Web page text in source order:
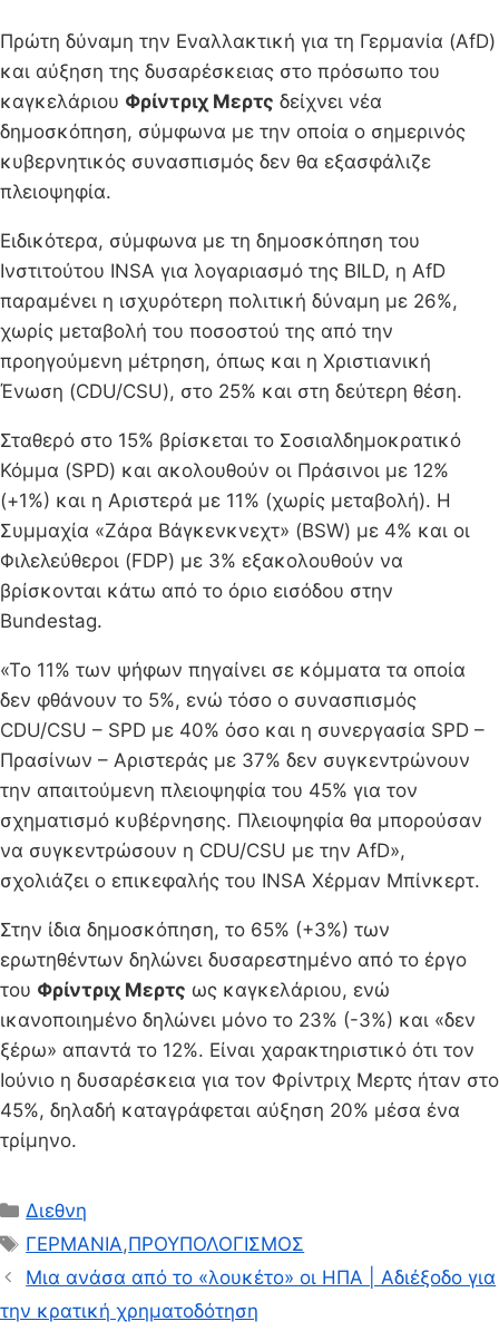
Πρώτη δύναμη την Εναλλακτική για τη Γερμανία (AfD)
και αύξηση της δυσαρέσκειας στο πρόσωπο του
καγκελάριου Φρίντριχ Μερτς δείχνει νέα
δημοσκόπηση, σύμφωνα με την οποία ο σημερινός
κυβερνητικός συνασπισμός δεν θα εξασφάλιζε
πλειοψηφία.
Ειδικότερα, σύμφωνα με τη δημοσκόπηση του
Ινστιτούτου INSA για λογαριασμό της BILD, η AfD
παραμένει η ισχυρότερη πολιτική δύναμη με 26%,
χωρίς μεταβολή του ποσοστού της από την
προηγούμενη μέτρηση, όπως και η Χριστιανική
Ένωση (CDU/CSU), στο 25% και στη δεύτερη θέση.
Σταθερό στο 15% βρίσκεται το Σοσιαλδημοκρατικό
Κόμμα (SPD) και ακολουθούν οι Πράσινοι με 12%
(+1%) και η Αριστερά με 11% (χωρίς μεταβολή). Η
Συμμαχία «Ζάρα Βάγκενκνεχτ» (BSW) με 4% και οι
Φιλελεύθεροι (FDP) με 3% εξακολουθούν να
βρίσκονται κάτω από το όριο εισόδου στην
Bundestag.
«Το 11% των ψήφων πηγαίνει σε κόμματα τα οποία
δεν φθάνουν το 5%, ενώ τόσο ο συνασπισμός
CDU/CSU – SPD με 40% όσο και η συνεργασία SPD –
Πρασίνων – Αριστεράς με 37% δεν συγκεντρώνουν
την απαιτούμενη πλειοψηφία του 45% για τον
σχηματισμό κυβέρνησης. Πλειοψηφία θα μπορούσαν
να συγκεντρώσουν η CDU/CSU με την AfD»,
σχολιάζει ο επικεφαλής του INSA Χέρμαν Μπίνκερτ.
Στην ίδια δημοσκόπηση, το 65% (+3%) των
ερωτηθέντων δηλώνει δυσαρεστημένο από το έργο
του Φρίντριχ Μερτς ως καγκελάριου, ενώ
ικανοποιημένο δηλώνει μόνο το 23% (-3%) και «δεν
ξέρω» απαντά το 12%. Είναι χαρακτηριστικό ότι τον
Ιούνιο η δυσαρέσκεια για τον Φρίντριχ Μερτς ήταν στο
45%, δηλαδή καταγράφεται αύξηση 20% μέσα ένα
τρίμηνο.
Κατηγορίες
Διεθνη
Ετικέτες
ΓΕΡΜΑΝΙΑ,ΠΡΟΥΠΟΛΟΓΙΣΜΟΣ
Μια ανάσα από το «λουκέτο» οι ΗΠΑ | Αδιέξοδο για
την κρατική χρηματοδότηση